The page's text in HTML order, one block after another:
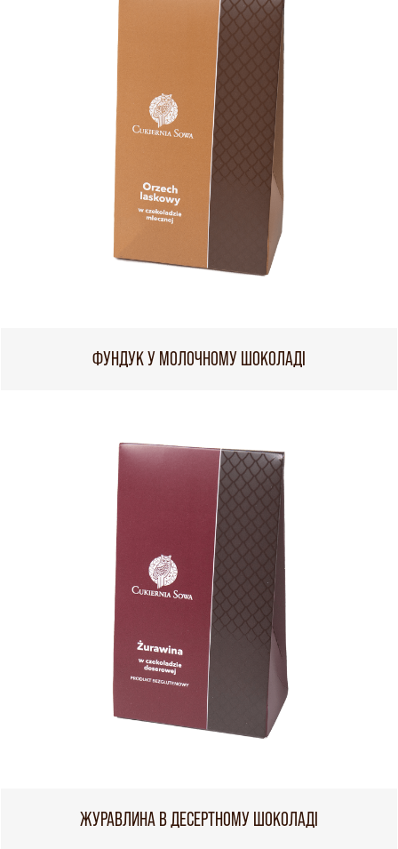
ФУНДУК У МОЛОЧНОМУ ШОКОЛАДІ
ЖУРАВЛИНА В ДЕСЕРТНОМУ ШОКОЛАДІ